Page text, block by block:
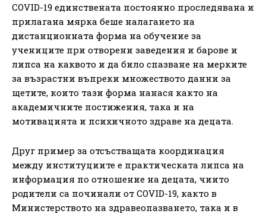
COVID-19 единствената постоянно проследявана и
прилагана мярка беше налагането на
дистанционната форма на обучение за
учениците при отворени заведения и барове и
липса на каквото и да било спазване на мерките
за възрастни въпреки множеството данни за
щетите, които тази форма нанася както на
академичните постижения, така и на
мотивацията и психичното здраве на децата.
Друг пример за отсъстващата координация
между институциите е практическата липса на
информация по отношение на децата, чиито
родители са починали от COVID-19, както в
Министерството на здравеопазването, така и в